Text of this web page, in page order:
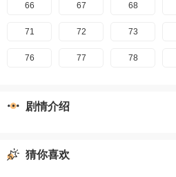
66 67 68
71 72 73
76 77 78
剧情介绍
猜你喜欢